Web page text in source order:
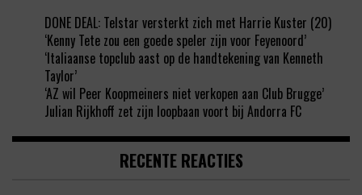
DONE DEAL: Telstar versterkt zich met Harrie Kuster (20)
‘Kenny Tete zou een goede speler zijn voor Feyenoord’
‘Italiaanse topclub aast op de handtekening van Kenneth
Taylor’
‘AZ wil Peer Koopmeiners niet verkopen aan Club Brugge’
Julian Rijkhoff zet zijn loopbaan voort bij Andorra FC
RECENTE REACTIES